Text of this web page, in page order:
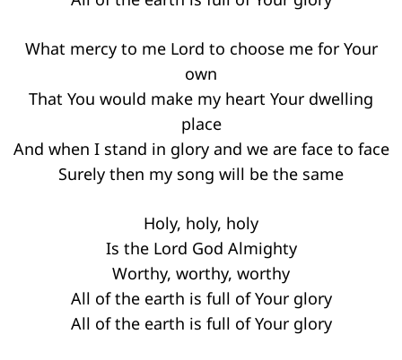
What mercy to me Lord to choose me for Your
own
That You would make my heart Your dwelling
place
And when I stand in glory and we are face to face
Surely then my song will be the same
Holy, holy, holy
Is the Lord God Almighty
Worthy, worthy, worthy
All of the earth is full of Your glory
All of the earth is full of Your glory